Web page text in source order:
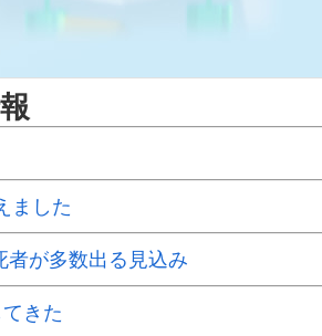
ました
者が多数出る見込み
きた